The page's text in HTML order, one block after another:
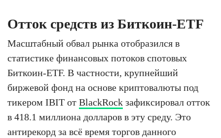
Отток средств из Биткоин-ETF
Масштабный обвал рынка отобразился в
статистике финансовых потоков спотовых
Биткоин-ETF. В частности, крупнейший
биржевой фонд на основе криптовалюты под
тикером IBIT от BlackRock зафиксировал отток
в 418.1 миллиона долларов в эту среду. Это
антирекорд за всё время торгов данного